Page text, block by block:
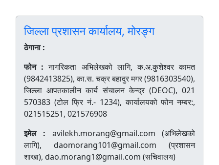
जिल्ला प्रशासन कार्यालय, मोरङ्ग
ठेगाना :
फोन : नागरिकता अभिलेखको लागि, क.अ.कुशेश्वर कामत
(9842413825), का.स. चक्र बहादुर मगर (9816303540),
जिल्ला आपतकालीन कार्य संचालन केन्द्र (DEOC), 021
570383 (टोल फ्रि नं.- 1234), कार्यालयको फोन नम्बर:,
021515251, 021576908
इमेल : avilekh.morang@gmail.com (अभिलेखको
लागि), daomorang101@gmail.com (प्रशासन
शाखा), dao.morang1@gmail.com (सचिवालय)